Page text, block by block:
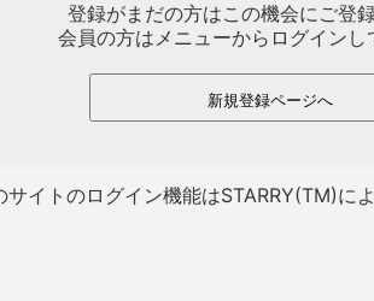
登録がまだの方はこの機会にご登録
会員の方はメニューからログインし
新規登録ページへ
サイトのログイン機能はSTARRY(TM)に